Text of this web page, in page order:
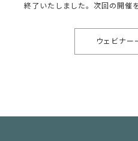
終了いたしました。次回の開催
ウェビナー